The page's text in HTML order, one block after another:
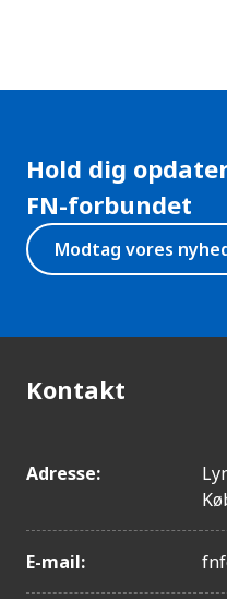
Hold dig
FN-forbundet
Modtag vores
Kontakt
Adresse:
E-mail: